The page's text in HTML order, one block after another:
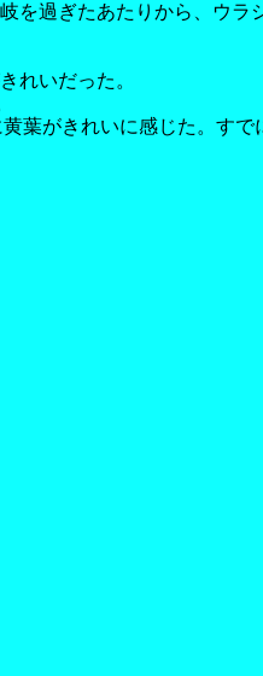
を過ぎたあたりから、ウラ
れいだった。
葉がきれいに感じた。す